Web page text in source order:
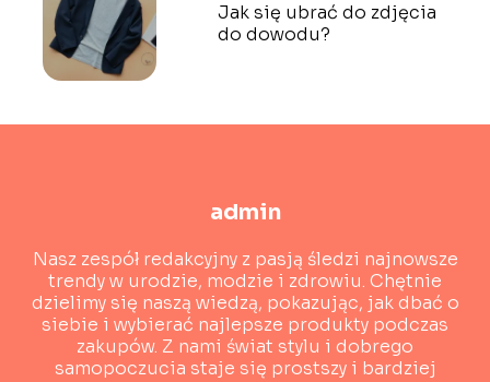
Jak się ubrać do zdjęcia
do dowodu?
admin
Nasz zespół redakcyjny z pasją śledzi najnowsze
trendy w urodzie, modzie i zdrowiu. Chętnie
dzielimy się naszą wiedzą, pokazując, jak dbać o
siebie i wybierać najlepsze produkty podczas
zakupów. Z nami świat stylu i dobrego
samopoczucia staje się prostszy i bardziej